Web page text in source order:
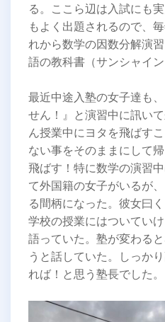
る。ここら辺は入試にも
もよく出題されるので、
れから数学の因数分解演
語の教科書（サンシャイン
最近中途入塾の女子達も
せん！』と演習中に訊い
ん授業中にヨタを飛ばす
ない事をそのままにして
飛ばす！特に数学の演習
て外国籍の女子がいるが
る間柄になった。彼女曰
学校の授業にはついてい
語っていた。塾が変わる
うと話していた。しっか
れば！と思う塾長でした。